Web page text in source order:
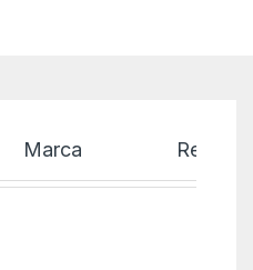
Marca Reseñas